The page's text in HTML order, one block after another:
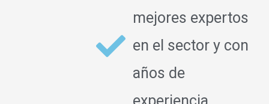
mejores expertos
en el sector y con
años de